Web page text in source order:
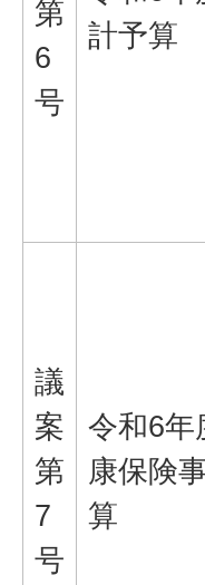
第
6
号
計予算
議
案
第
7
号
令和6年
康保険
算